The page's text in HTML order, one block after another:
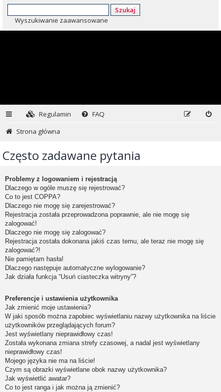
Szukaj
Wyszukiwanie zaawansowane
Regulamin
FAQ
Strona główna
Często zadawane pytania
Problemy z logowaniem i rejestracją
Dlaczego w ogóle muszę się rejestrować?
Co to jest COPPA?
Dlaczego nie mogę się zarejestrować?
Rejestracja została przeprowadzona poprawnie, ale nie mogę się
zalogować!
Dlaczego nie mogę się zalogować?
Rejestracja została dokonana jakiś czas temu, ale teraz nie mogę się
zalogować?!
Nie pamiętam hasła!
Dlaczego następuje automatyczne wylogowanie?
Jak działa funkcja “Usuń ciasteczka witryny”?
Preferencje i ustawienia użytkownika
Jak zmienić moje ustawienia?
W jaki sposób można zapobiec wyświetlaniu nazwy użytkownika na liście
użytkowników przeglądających forum?
Jest wyświetlany nieprawidłowy czas!
Została wykonana zmiana strefy czasowej, a nadal jest wyświetlany
nieprawidłowy czas!
Mojego języka nie ma na liście!
Czym są obrazki wyświetlane obok nazwy użytkownika?
Jak wyświetlić awatar?
Co to jest ranga i jak można ją zmienić?